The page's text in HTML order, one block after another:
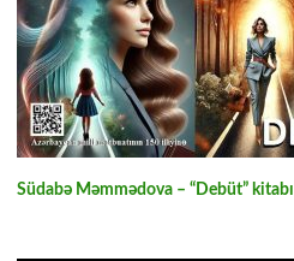
Südabə Məmmədova – “Debüt” kitabı